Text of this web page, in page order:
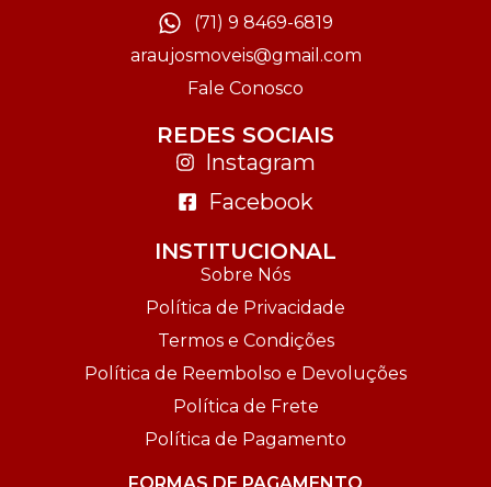
(71) 9 8469-6819
araujosmoveis@gmail.com
Fale Conosco
REDES SOCIAIS
Instagram
Facebook
INSTITUCIONAL
Sobre Nós
Política de Privacidade
Termos e Condições
Política de Reembolso e Devoluções
Política de Frete
Política de Pagamento